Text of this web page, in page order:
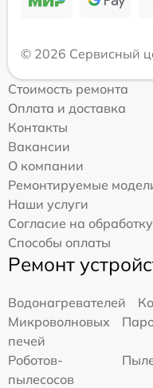
© 2026 Сервисный
Стоимость ремонта
Оплата и доставка
Контакты
Вакансии
О компании
Ремонтируемые
Наши услуги
Согласие на
Способы оплаты
Ремонт
Водонагревателей
Микроволновых
печей
Роботов-
пылесосов